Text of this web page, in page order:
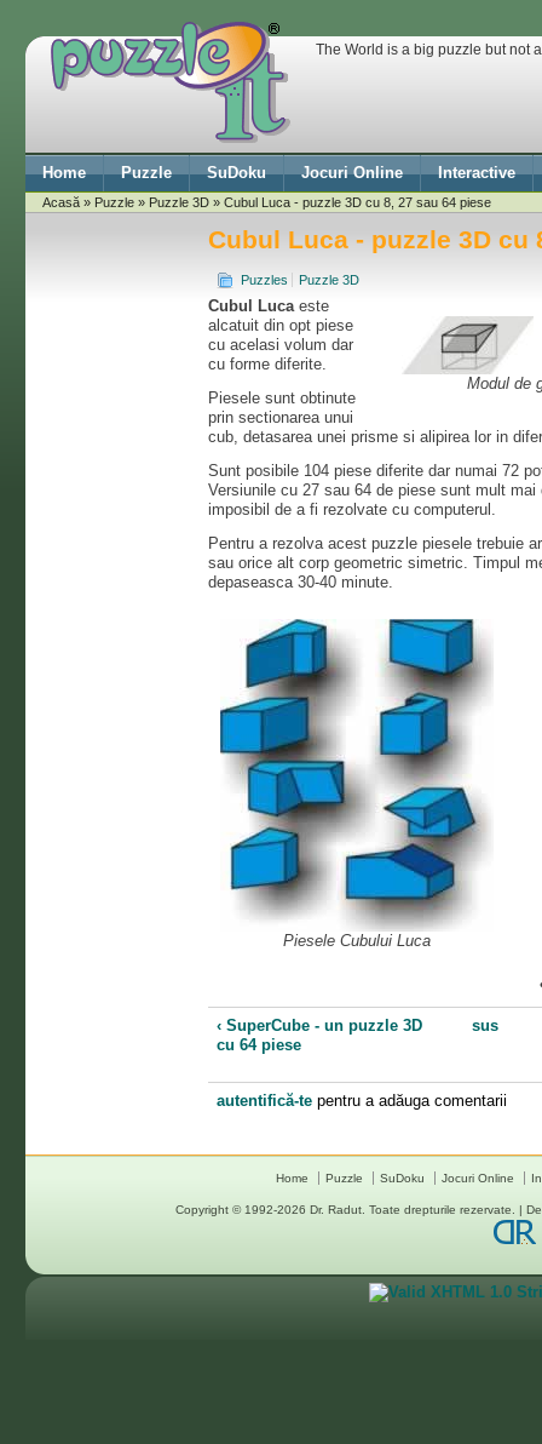
The World is a big puzzle but not
Home Puzzle SuDoku Jocuri Online Interactive
Acasă » Puzzle » Puzzle 3D » Cubul Luca - puzzle 3D cu 8, 27 sau 64 piese
Cubul Luca - puzzle 3D cu
Puzzles Puzzle 3D
Modul de
Cubul Lucaeste
alcatuit din opt piese
cu acelasi volum dar
cu forme diferite.
Piesele sunt obtinute
prin sectionarea unui
cub, detasarea unei prisme si alipirea lor in
Sunt posibile 104 piese diferite dar numai 72
Versiunile cu 27 sau 64 de piese sunt mult
imposibil de a fi rezolvate cu computerul.
Pentru a rezolva acest puzzle piesele trebuie
sau orice alt corp geometric simetric. Timpul
depaseasca 30-40 minute.
Piesele Cubului Luca
‹ SuperCube - un puzzle 3D
cu 64 piese
sus
autentifică-tepentru a adăuga comentarii
Home Puzzle SuDoku Jocuri Online
Copyright © 1992-2026 Dr. Radut . Toate drepturile rezervate. |